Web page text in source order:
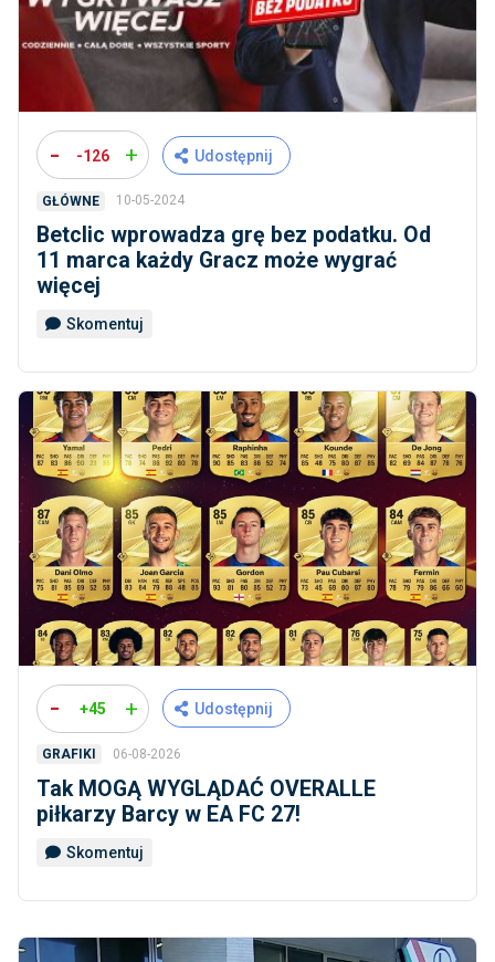
- -126 + Udostępnij
GŁÓWNE 10-05-2024
Betclic wprowadza grę bez podatku. Od
11 marca każdy Gracz może wygrać
więcej
Skomentuj
- +45 + Udostępnij
GRAFIKI 06-08-2026
Tak MOGĄ WYGLĄDAĆ OVERALLE
piłkarzy Barcy w EA FC 27!
Skomentuj